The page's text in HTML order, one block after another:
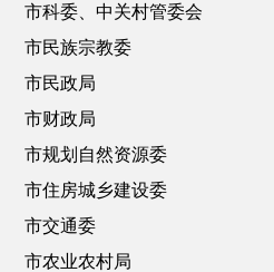
政策解读
法人服务
市科委、中关村管委会
市民族宗教委
市民政局
市财政局
市规划自然资源委
市住房城乡建设委
市交通委
市农业农村局